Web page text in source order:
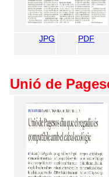
JPG PDF
Unió de